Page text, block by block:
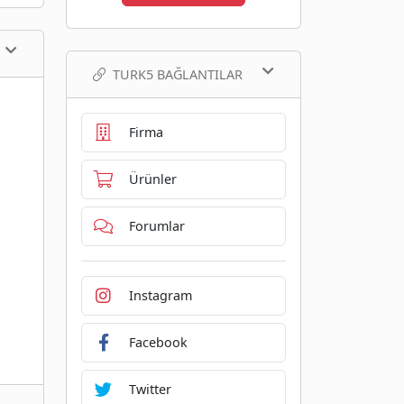
TURK5 BAĞLANTILAR
Firma
Ürünler
Forumlar
Instagram
Facebook
Twitter